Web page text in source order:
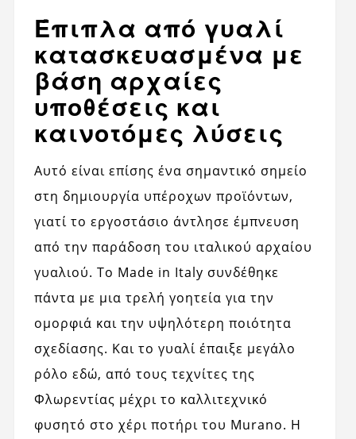
Έπιπλα από γυαλί
κατασκευασμένα με
βάση αρχαίες
υποθέσεις και
καινοτόμες λύσεις
Αυτό είναι επίσης ένα σημαντικό σημείο
στη δημιουργία υπέροχων προϊόντων,
γιατί το εργοστάσιο άντλησε έμπνευση
από την παράδοση του ιταλικού αρχαίου
γυαλιού. Το Made in Italy συνδέθηκε
πάντα με μια τρελή γοητεία για την
ομορφιά και την υψηλότερη ποιότητα
σχεδίασης. Και το γυαλί έπαιξε μεγάλο
ρόλο εδώ, από τους τεχνίτες της
Φλωρεντίας μέχρι το καλλιτεχνικό
φυσητό στο χέρι ποτήρι του Murano. Η